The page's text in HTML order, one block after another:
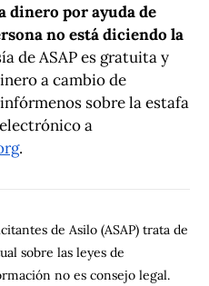
dinero por ayuda de
no está diciendo la
de ASAP es gratuita y
a cambio de
sobre la estafa
a
.
de Asilo (ASAP) trata de
sobre las leyes de
no es consejo legal.